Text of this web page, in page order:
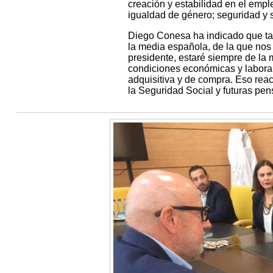
creación y estabilidad en el
igualdad de género; seguridad y
Diego Conesa ha indicado que
la media española, de la que
presidente, estaré siempre de la
condiciones económicas y
adquisitiva y de compra. Eso
la Seguridad Social y futuras